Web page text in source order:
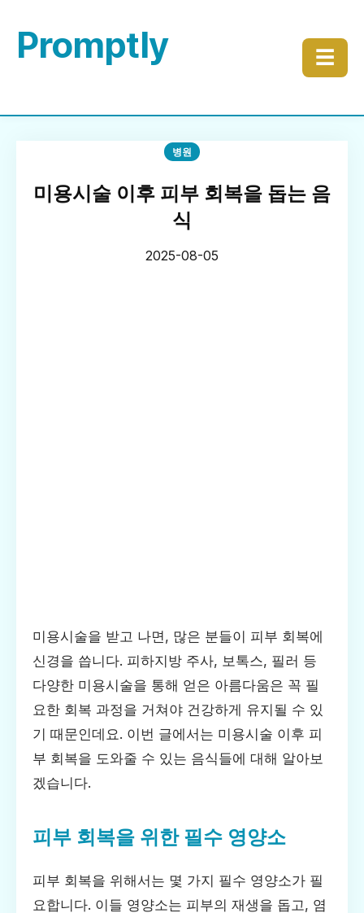
Promptly ☰
병원
미용시술 이후 피부 회복을 돕는 음
식
2025-08-05
미용시술을 받고 나면, 많은 분들이 피부 회복에
신경을 씁니다. 피하지방 주사, 보톡스, 필러 등
다양한 미용시술을 통해 얻은 아름다움은 꼭 필
요한 회복 과정을 거쳐야 건강하게 유지될 수 있
기 때문인데요. 이번 글에서는 미용시술 이후 피
부 회복을 도와줄 수 있는 음식들에 대해 알아보
겠습니다.
피부 회복을 위한 필수 영양소
피부 회복을 위해서는 몇 가지 필수 영양소가 필
요합니다. 이들 영양소는 피부의 재생을 돕고, 염